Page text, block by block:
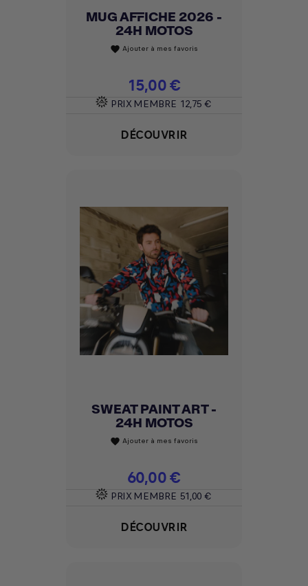
MUG AFFICHE 2026 -
24H MOTOS
favorite Ajouter à mes favoris
Prix
15,00 €
PRIX MEMBRE 12,75 €
DÉCOUVRIR
SWEAT PAINT ART -
24H MOTOS
favorite Ajouter à mes favoris
Prix
60,00 €
PRIX MEMBRE 51,00 €
DÉCOUVRIR